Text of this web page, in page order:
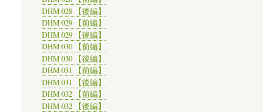
DHM 028 【後編】
DHM 029 【前編】
DHM 029 【後編】
DHM 030 【前編】
DHM 030 【後編】
DHM 031 【前編】
DHM 031 【後編】
DHM 032 【前編】
DHM 032 【後編】